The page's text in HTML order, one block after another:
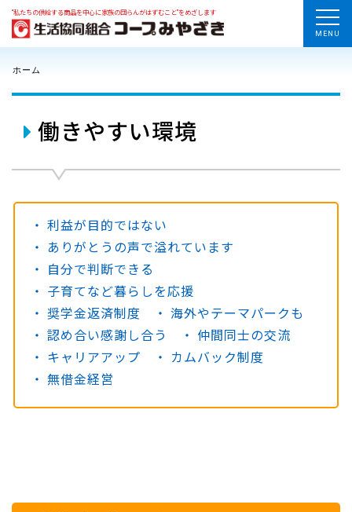
“私たちの供給する商品を中心に家族の団らんがはずむこと”をめざします
MENU
ホーム
働きやすい環境
利益が目的ではない
ありがとうの声で溢れています
自分で判断できる
子育てなど暮らしを応援
奨学金返済制度
海外やテーマパークも
認め合い感謝し合う
仲間同士の交流
キャリアアップ
カムバック制度
無借金経営